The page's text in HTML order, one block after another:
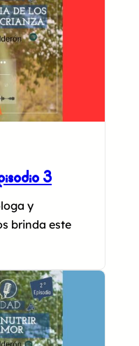
3
y
brinda este